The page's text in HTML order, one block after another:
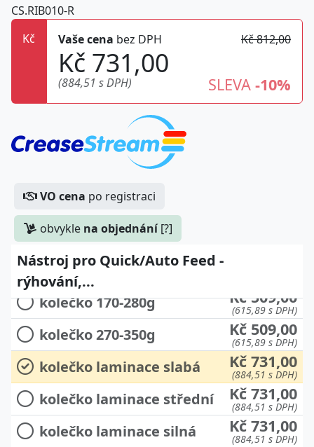
CS.RIB010-R
Kč
Vaše cena bez DPH Kč 812,00
Kč 731,00
(884,51 s DPH) SLEVA -10%
VO cena po registraci
obvykle na objednání[?]
Nástroj pro Quick/Auto Feed -
rýhování,...
kompletní sada
kolečko 80-180g
kolečko 170-280g Kč 509,00
(615,89 s DPH)
kolečko 270-350g Kč 509,00
(615,89 s DPH)
kolečko laminace slabá Kč 731,00
(884,51 s DPH)
kolečko laminace střední Kč 731,00
(884,51 s DPH)
kolečko laminace silná Kč 731,00
(884,51 s DPH)